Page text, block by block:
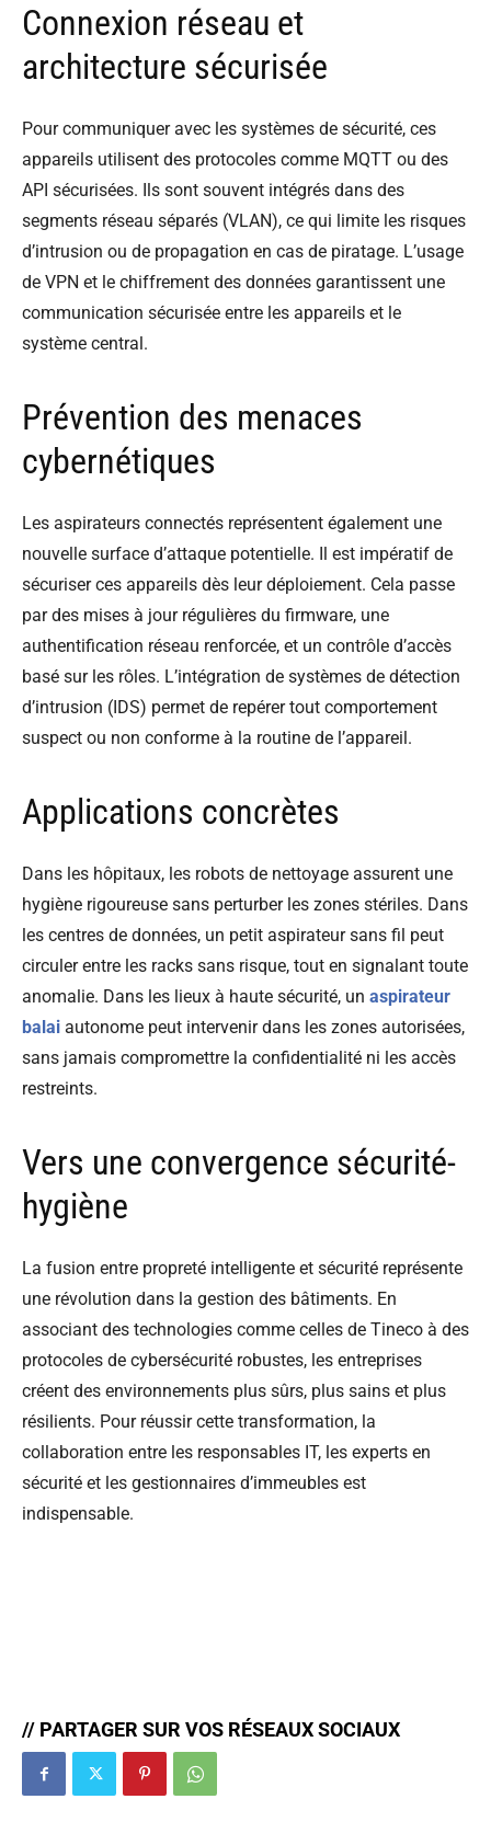
Connexion réseau et
architecture sécurisée
Pour communiquer avec les systèmes de sécurité, ces
appareils utilisent des protocoles comme MQTT ou des
API sécurisées. Ils sont souvent intégrés dans des
segments réseau séparés (VLAN), ce qui limite les risques
d’intrusion ou de propagation en cas de piratage. L’usage
de VPN et le chiffrement des données garantissent une
communication sécurisée entre les appareils et le
système central.
Prévention des menaces
cybernétiques
Les aspirateurs connectés représentent également une
nouvelle surface d’attaque potentielle. Il est impératif de
sécuriser ces appareils dès leur déploiement. Cela passe
par des mises à jour régulières du firmware, une
authentification réseau renforcée, et un contrôle d’accès
basé sur les rôles. L’intégration de systèmes de détection
d’intrusion (IDS) permet de repérer tout comportement
suspect ou non conforme à la routine de l’appareil.
Applications concrètes
Dans les hôpitaux, les robots de nettoyage assurent une
hygiène rigoureuse sans perturber les zones stériles. Dans
les centres de données, un petit aspirateur sans fil peut
circuler entre les racks sans risque, tout en signalant toute
anomalie. Dans les lieux à haute sécurité, un aspirateur
balai autonome peut intervenir dans les zones autorisées,
sans jamais compromettre la confidentialité ni les accès
restreints.
Vers une convergence sécurité-
hygiène
La fusion entre propreté intelligente et sécurité représente
une révolution dans la gestion des bâtiments. En
associant des technologies comme celles de Tineco à des
protocoles de cybersécurité robustes, les entreprises
créent des environnements plus sûrs, plus sains et plus
résilients. Pour réussir cette transformation, la
collaboration entre les responsables IT, les experts en
sécurité et les gestionnaires d’immeubles est
indispensable.
// PARTAGER SUR VOS RÉSEAUX SOCIAUX